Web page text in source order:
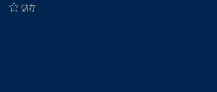
儲存儲存 Associate Quality Manager, Overwatch | Irvine,